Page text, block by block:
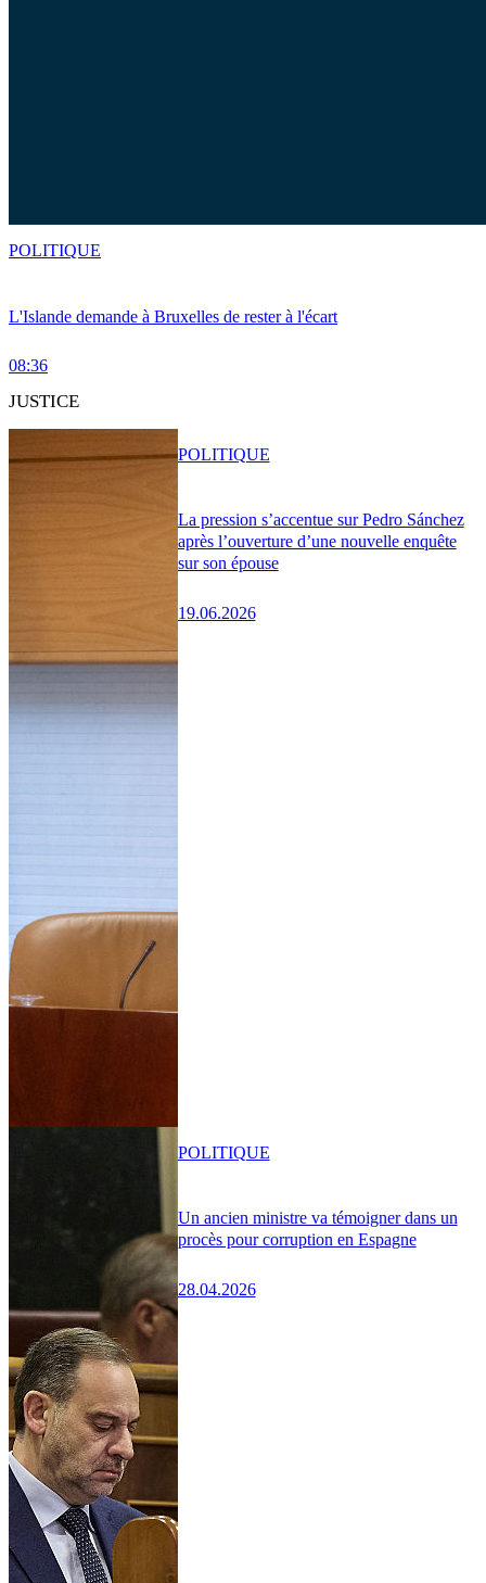
L'Islande demande à Bruxelles de rester à l'écart
08:36
POLITIQUE
JUSTICE
La pression s’accentue sur Pedro Sánchez
après l’ouverture d’une nouvelle enquête
sur son épouse
19.06.2026
POLITIQUE
Un ancien ministre va témoigner dans un
procès pour corruption en Espagne
28.04.2026
POLITIQUE